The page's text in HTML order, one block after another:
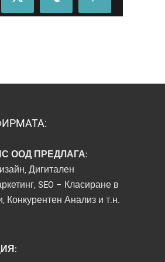
ООД ПРЕДЛАГА:
Дигитален
SEO – Класиране в
Конкурентен Анализ и т.н.